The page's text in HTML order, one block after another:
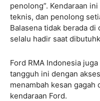
penolong”. Kendaraan
teknis, dan penolong
Balasena tidak berada
selalu hadir saat
Ford RMA Indonesia
tangguh ini dengan
menambah kesan
kendaraan Ford.